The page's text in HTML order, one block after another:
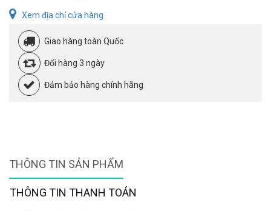
Xem địa chỉ cửa hàng
Giao hàng toàn Quốc
Đổi hàng 3 ngày
Đảm bảo hàng chính hãng
THÔNG TIN SẢN PHẨM
THÔNG TIN THANH TOÁN